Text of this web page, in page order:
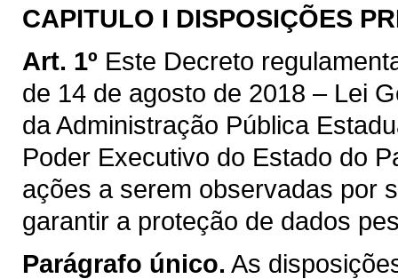
CAPITULO I DISPOSIÇÕES
Art. 1º Este Decreto
de 14 de agosto de 2018 – Lei
da Administração Pública
Poder Executivo do Estado do
ações a serem observadas por
garantir a proteção de dados
Parágrafo único. As